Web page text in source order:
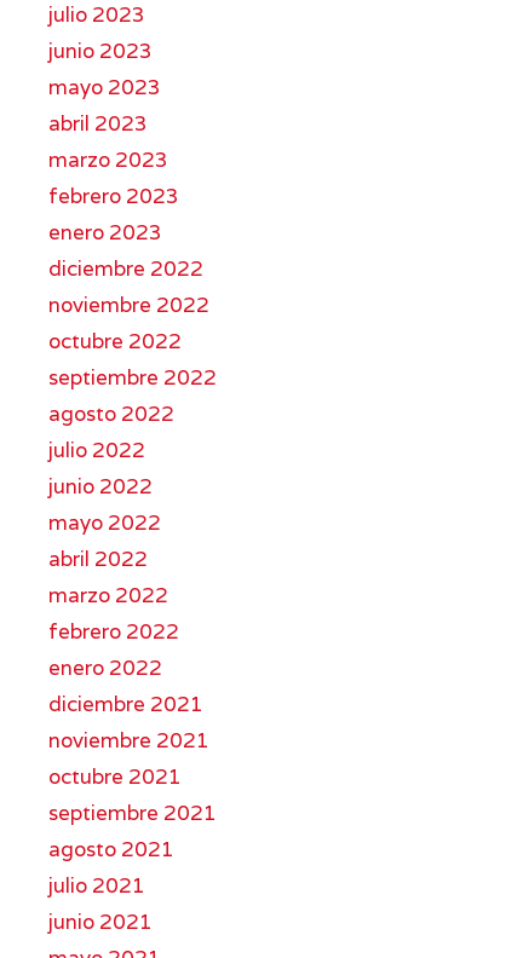
julio 2023
junio 2023
mayo 2023
abril 2023
marzo 2023
febrero 2023
enero 2023
diciembre 2022
noviembre 2022
octubre 2022
septiembre 2022
agosto 2022
julio 2022
junio 2022
mayo 2022
abril 2022
marzo 2022
febrero 2022
enero 2022
diciembre 2021
noviembre 2021
octubre 2021
septiembre 2021
agosto 2021
julio 2021
junio 2021